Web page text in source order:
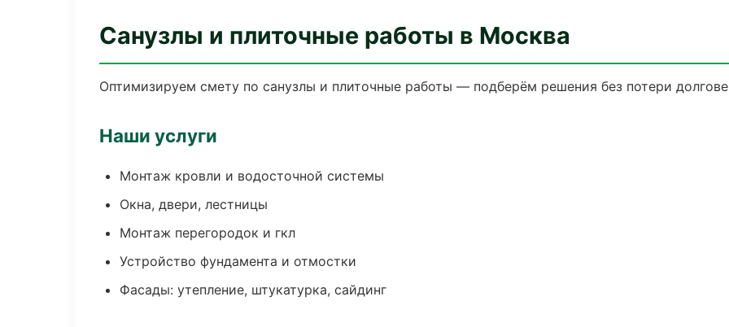
Санузлы и плиточные работы в Москва
Оптимизируем смету по санузлы и плиточные работы — подберём решения без потери
Наши услуги
Монтаж кровли и водосточной системы
Окна, двери, лестницы
Монтаж перегородок и гкл
Устройство фундамента и отмостки
Фасады: утепление, штукатурка, сайдинг